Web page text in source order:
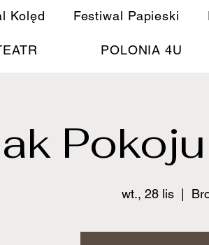
Kolęd Festiwal Papieski
POLONIA 4U
wt., 28 lis